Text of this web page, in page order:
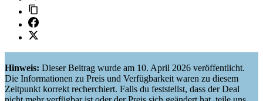
Hinweis: Dieser Beitrag wurde am 10. April 2026 veröffentlicht.
Die Informationen zu Preis und Verfügbarkeit waren zu diesem
Zeitpunkt korrekt recherchiert. Falls du feststellst, dass der Deal